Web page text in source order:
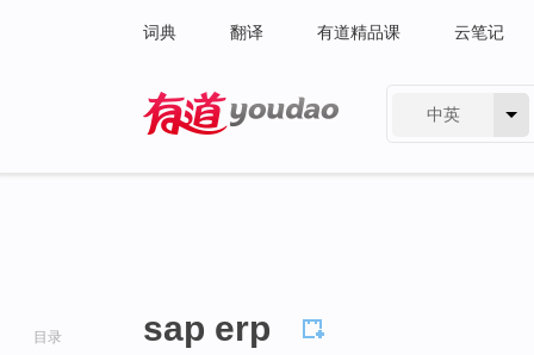
词典 翻译 有道精品课 云笔记
中英
目录 sap erp